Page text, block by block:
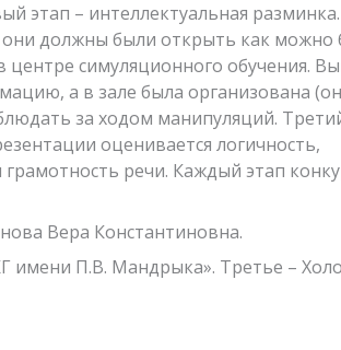
этап – интеллектуальная
они должны были открыть как можно
симуляционного обучения.
а в зале была организована
за ходом манипуляций.
оценивается логичность,
речи. Каждый этап
Вера Константиновна.
имени П.В. Мандрыка». Третье –